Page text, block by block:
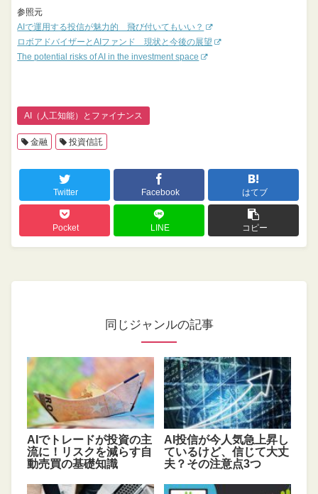
参照元
AIで運用する投信が魅力的 飛び付いてもいい？
ロボアドバイザーとAIファンド 現状と今後の展望
The potential risks of AI in the investment space
AI（人工知能）とファイナンス
金融 投資信託
Twitter Facebook はてブ
Pocket LINE コピー
同じジャンルの記事
AIでトレードが投資の主
流に！リスクを減らす自
動売買の基礎知識
AI投信が今人気急上昇し
ているけど、信じて大丈
夫？その注意点3つ